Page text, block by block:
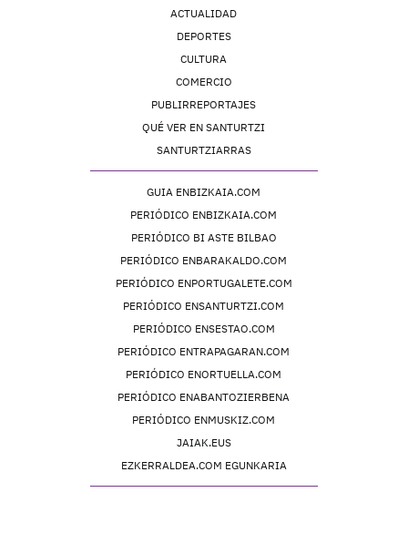
ACTUALIDAD
DEPORTES
CULTURA
COMERCIO
PUBLIRREPORTAJES
QUÉ VER EN SANTURTZI
SANTURTZIARRAS
GUIA ENBIZKAIA.COM
PERIÓDICO ENBIZKAIA.COM
PERIÓDICO BI ASTE BILBAO
PERIÓDICO ENBARAKALDO.COM
PERIÓDICO ENPORTUGALETE.COM
PERIÓDICO ENSANTURTZI.COM
PERIÓDICO ENSESTAO.COM
PERIÓDICO ENTRAPAGARAN.COM
PERIÓDICO ENORTUELLA.COM
PERIÓDICO ENABANTOZIERBENA
PERIÓDICO ENMUSKIZ.COM
JAIAK.EUS
EZKERRALDEA.COM EGUNKARIA